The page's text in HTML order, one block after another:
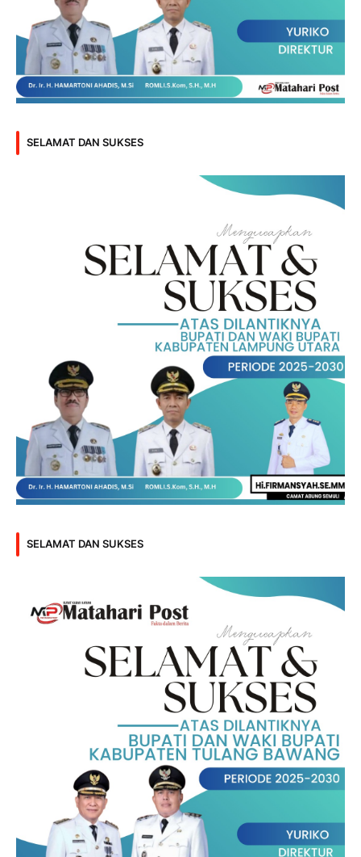
SELAMAT DAN SUKSES
SELAMAT DAN SUKSES